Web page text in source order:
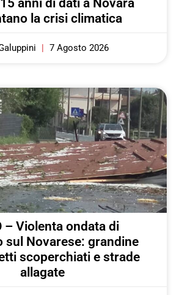
anni di dati a Novara
la crisi climatica
7 Agosto 2026
– Violenta ondata di
sul Novarese: grandine
scoperchiati e strade
allagate